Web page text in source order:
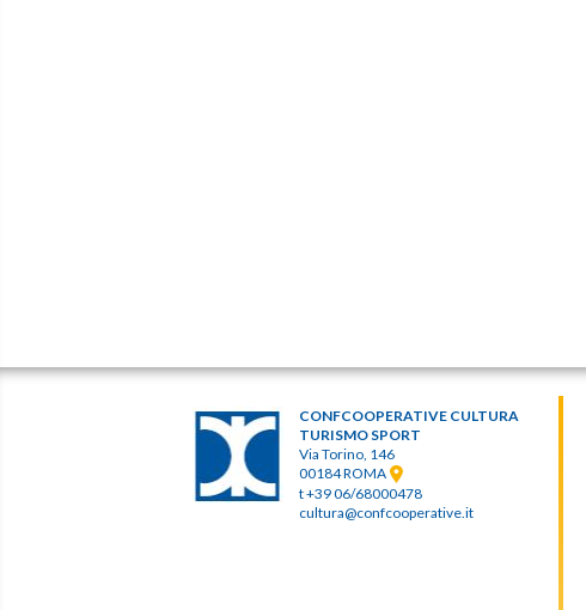
CONFCOOPERATIVE CULTURA
TURISMO SPORT
Via Torino, 146
00184 ROMA
t +39 06/68000478
cultura@confcooperative.it